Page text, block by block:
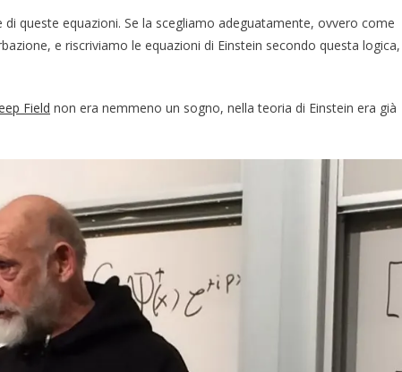
queste equazioni. Se la scegliamo adeguatamente, ovvero come
e riscriviamo le equazioni di Einstein secondo questa logica,
Field non era nemmeno un sogno, nella teoria di Einstein era già